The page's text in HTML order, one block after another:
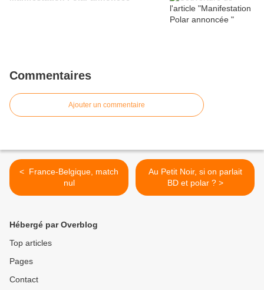
Commentaires
Ajouter un commentaire
< ​ France-Belgique, match
nul
Au Petit Noir, si on parlait
BD et polar ? >
Hébergé par Overblog
Top articles
Pages
Contact